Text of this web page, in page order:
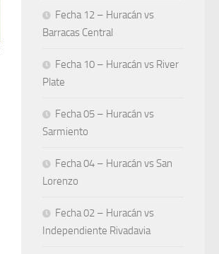
Fecha 12 – Huracán vs
Barracas Central
Fecha 10 – Huracán vs River
Plate
Fecha 05 – Huracán vs
Sarmiento
Fecha 04 – Huracán vs San
Lorenzo
Fecha 02 – Huracán vs
Independiente Rivadavia